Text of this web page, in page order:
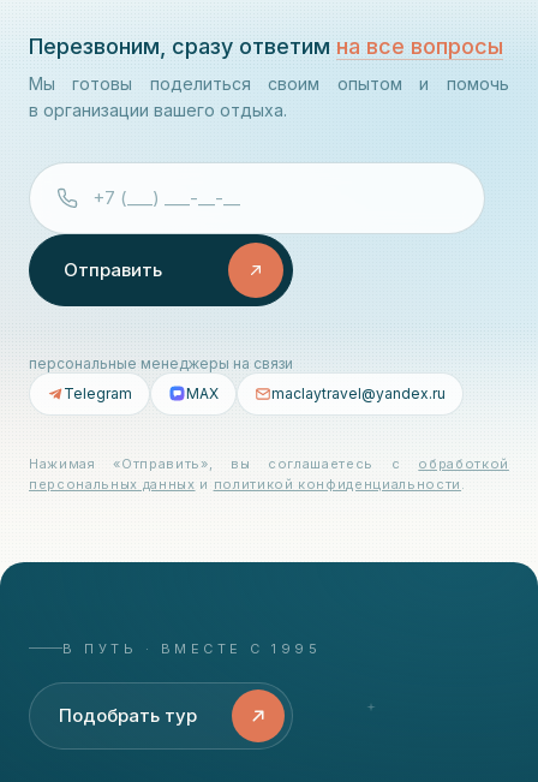
Перезвоним, сразу ответим на все вопросы
Мы готовы поделиться своим опытом и помочь
в организации вашего отдыха.
Отправить
персональные менеджеры на связи
Telegram
MAX maclaytravel@yandex.ru
Нажимая «Отправить», вы соглашаетесь с
обработкой
персональных данных и политикой конфиденциальности
В ПУТЬ · ВМЕСТЕ С 1995
Подобрать тур